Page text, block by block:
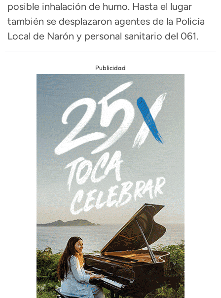
posible inhalación de humo. Hasta el lugar
también se desplazaron agentes de la Policía
Local de Narón y personal sanitario del 061.
Publicidad